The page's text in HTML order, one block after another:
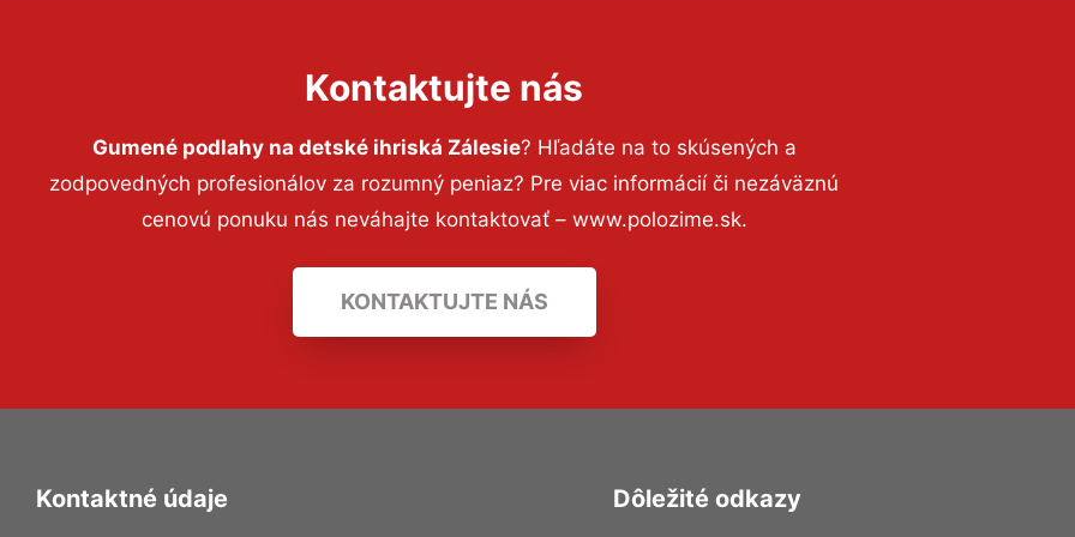
Kontaktujte nás
Gumené podlahy na detské ihriská Zálesie? Hľadáte na to skúsených a
zodpovedných profesionálov za rozumný peniaz? Pre viac informácií či nezáväznú
cenovú ponuku nás neváhajte kontaktovať – www.polozime.sk.
KONTAKTUJTE NÁS
Kontaktné údaje Dôležité odkazy